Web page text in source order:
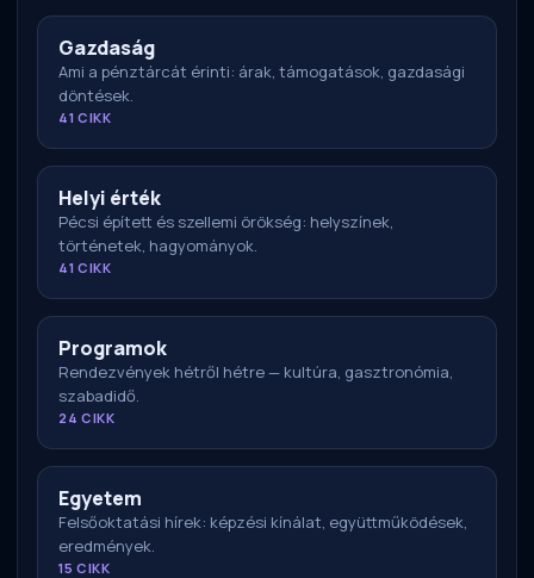
Gazdaság
Ami a pénztárcát érinti: árak, támogatások, gazdasági
döntések.
41 CIKK
Helyi érték
Pécsi épített és szellemi örökség: helyszínek,
történetek, hagyományok.
41 CIKK
Programok
Rendezvények hétről hétre — kultúra, gasztronómia,
szabadidő.
24 CIKK
Egyetem
Felsőoktatási hírek: képzési kínálat, együttműködések,
eredmények.
15 CIKK